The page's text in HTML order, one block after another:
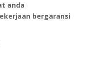
anda
bergaransi